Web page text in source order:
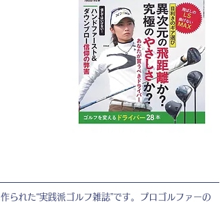
られた“実践派ゴルフ雑誌”です。プロゴルファーの